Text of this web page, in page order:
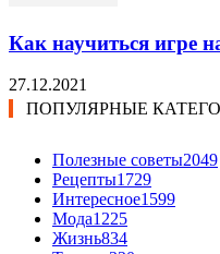
Как научиться игре
27.12.2021
ПОПУЛЯРНЫЕ
Полезные советы2049
Рецепты1729
Интересное1599
Мода1225
Жизнь834